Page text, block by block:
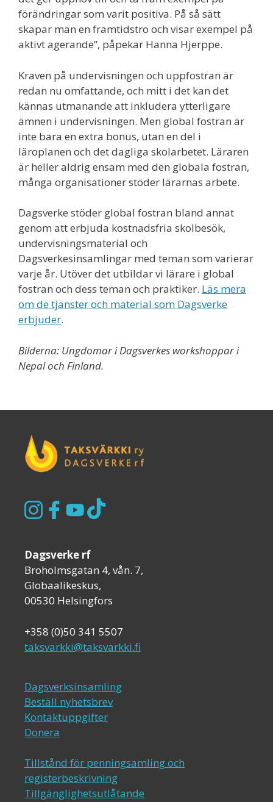
förändringar som varit positiva. På så sätt
skapar man en framtidstro och visar exempel på
aktivt agerande”, påpekar Hanna Hjerppe.
Kraven på undervisningen och uppfostran är
redan nu omfattande, och mitt i det kan det
kännas utmanande att inkludera ytterligare
ämnen i undervisningen. Men global fostran är
inte bara en extra bonus, utan en del i
läroplanen och det dagliga skolarbetet. Läraren
är heller aldrig ensam med den globala fostran,
många organisationer stöder lärarnas arbete.
Dagsverke stöder global fostran bland annat
genom att erbjuda kostnadsfria skolbesök,
undervisningsmaterial och
Dagsverkesinsamlingar med teman som varierar
varje år. Utöver det utbildar vi lärare i global
fostran och dess teman och praktiker. Läs mera
om de tjänster och material som Dagsverke
erbjuder.
Bilderna: Ungdomar i Dagsverkes workshoppar i
Nepal och Finland.
Dagsverke rf
Broholmsgatan 4, vån. 7,
Globaalikeskus,
00530 Helsingfors
+358 (0)50 341 5507
taksvarkki@taksvarkki.fi
Dagsverksinsamling
Beställ nyhetsbrev
Kontaktuppgifter
Donera
Tillstånd för penningsamling och
registerbeskrivning
Tillgänglighetsutlåtande